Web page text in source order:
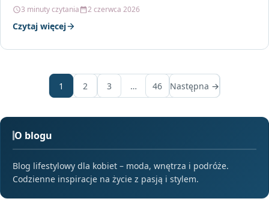
3 minuty czytania 2 czerwca 2026
Czytaj więcej
1 2 3 … 46 Następna →
O blogu
Blog lifestylowy dla kobiet – moda, wnętrza i podróże.
Codzienne inspiracje na życie z pasją i stylem.